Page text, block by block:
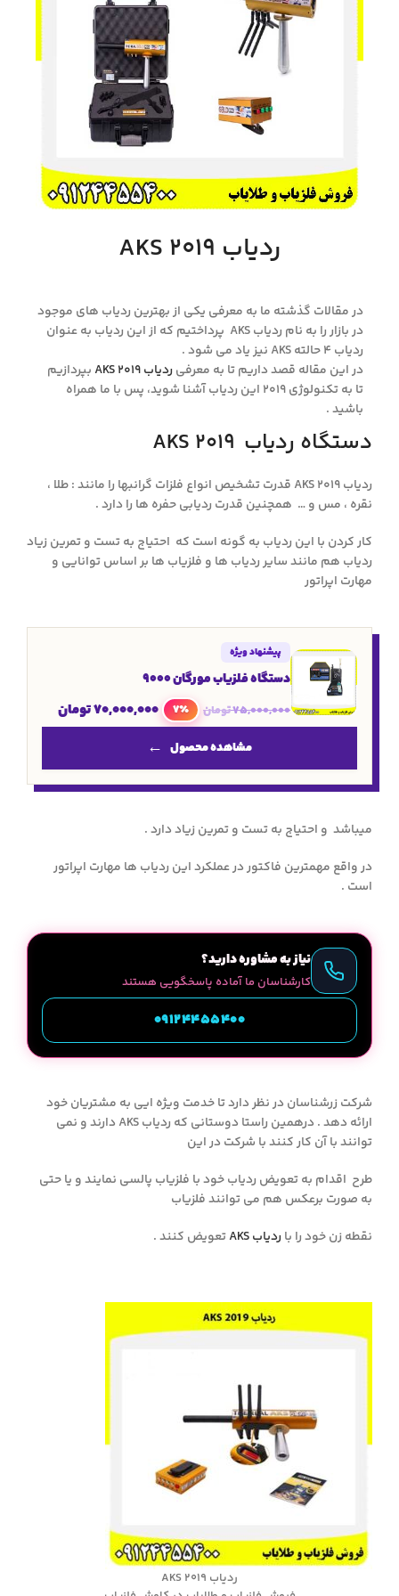
ردیاب AKS 2019
در مقالات گذشته ما به معرفی یکی از بهترین ردیاب های موجود
در بازار را به نام ردیاب AKS پرداختیم که از این ردیاب به عنوان
ردیاب ۴ حالته AKS نیز یاد می شود .
در این مقاله قصد داریم تا به معرفیردیاب AKS 2019
بپردازیم
تا به تکنولوژی ۲۰۱۹ این ردیاب آشنا شوید، پس با ما همراه
باشید .
دستگاه ردیاب AKS 2019
ردیاب AKS 2019 قدرت تشخیص انواع فلزات گرانبها را مانند : طلا ،
نقره ، مس و … همچنین قدرت ردیابی حفره ها را دارد .
کار کردن با این ردیاب به گونه است که احتیاج به تست و تمرین زیاد
ردیاب هم مانند سایر ردیاب ها و فلزیاب ها بر اساس توانایی و
مهارت اپراتور
پیشنهاد ویژه
دستگاه فلزیاب مورگان ۹۰۰۰
75,000,000تومان 7٪ 70,000,000تومان
مشاهده محصول
میباشد و احتیاج به تست و تمرین زیاد دارد .
در واقع مهمترین فاکتور در عملکرد این ردیاب ها مهارت اپراتور
است .
نیاز به مشاوره دارید؟
کارشناسان ما آماده پاسخگویی هستند
09124455400
شرکت زرشناسان در نظر دارد تا خدمت ویژه ایی به مشتریان خود
ارائه دهد . درهمین راستا دوستانی که ردیاب AKS دارند و نمی
توانند با آن کار کنند با شرکت در این
طرح اقدام به تعویض ردیاب خود با فلزیاب پالسی نمایند و یا حتی
به صورت برعکس هم می توانند فلزیاب
نقطه زن خود را باردیاب AKS تعویض کنند .
ردیاب AKS 2019